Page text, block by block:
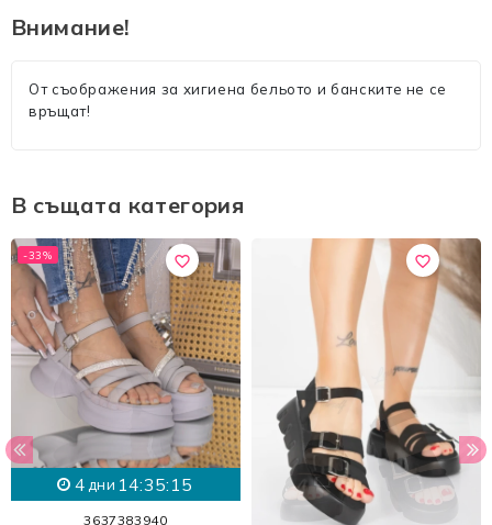
Внимание!
От съображения за хигиена бельото и банските не се
връщат!
В същата категория
favorite_border
-33%
4 дни 14:35:15
3637383940
favorite_border